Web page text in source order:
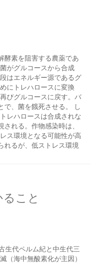
酵素を阻害する農薬であ
がグルコースから合成
はエネルギー源であるグ
にトレハロースに変換
びグルコースに戻す。バ
で、菌を餓死させる。 し
レハロースは合成されな
れる。作物感染時は、
ス環境となる可能性が高
れるが、低ストレス環境
こと
生代ペルム紀と中生代三
（海中無酸素化が主因）